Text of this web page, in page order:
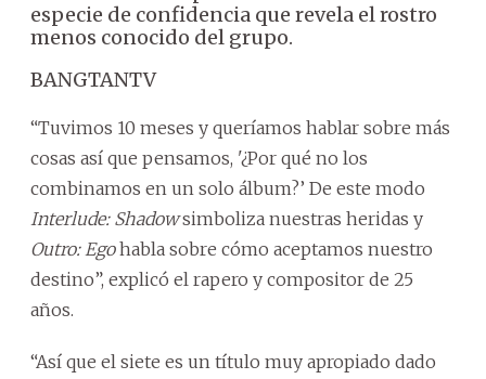
especie de confidencia que revela el rostro
menos conocido del grupo.
BANGTANTV
“Tuvimos 10 meses y queríamos hablar sobre más
cosas así que pensamos, '¿Por qué no los
combinamos en un solo álbum?’ De este modo
Interlude: Shadowsimboliza nuestras heridas y
Outro: Egohabla sobre cómo aceptamos nuestro
destino”, explicó el rapero y compositor de 25
años.
“Así que el siete es un título muy apropiado dado